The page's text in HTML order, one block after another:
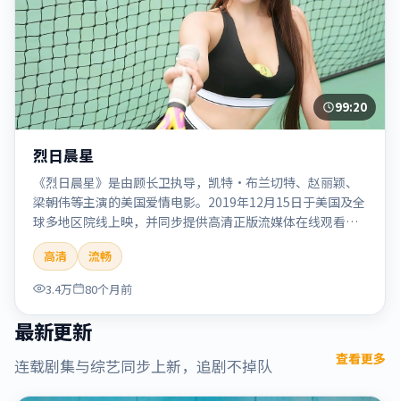
99:20
烈日晨星
《烈日晨星》是由顾长卫执导，凯特·布兰切特、赵丽颖、
梁朝伟等主演的美国爱情电影。2019年12月15日于美国及全
球多地区院线上映，并同步提供高清正版流媒体在线观看。
剧情与看点：情感细腻动人，人物关系真实可信，适合喜欢
温情叙事的观众。本片适合检索「烈日晨星」「顾长卫」
「爱情」「美国」「2019」「2019-12-15上映」等关键词的
影迷阅读简介与主创信息。
高清
流畅
3.4万
80个月前
最新更新
连载剧集与综艺同步上新，追剧不掉队 查看更多